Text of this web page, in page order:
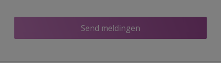
Send meldingen